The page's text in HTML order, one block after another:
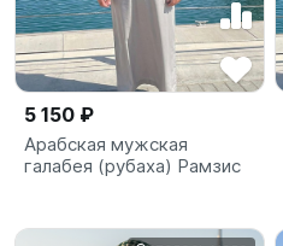
5 150 ₽
Арабская мужская
галабея (рубаха) Рамзис